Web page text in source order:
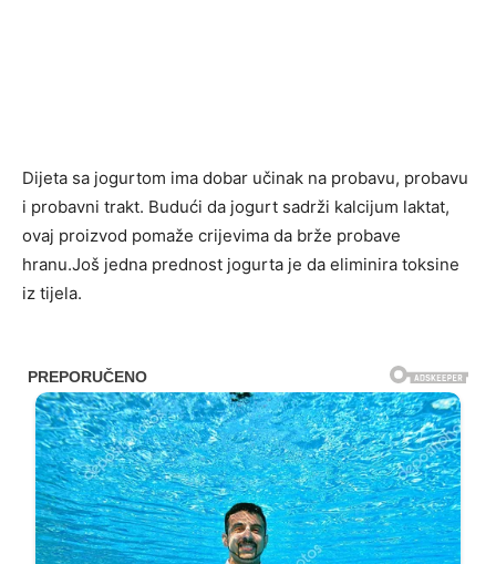
Dijeta sa jogurtom ima dobar učinak na probavu, probavu
i probavni trakt. Budući da jogurt sadrži kalcijum laktat,
ovaj proizvod pomaže crijevima da brže probave
hranu.Još jedna prednost jogurta je da eliminira toksine
iz tijela.